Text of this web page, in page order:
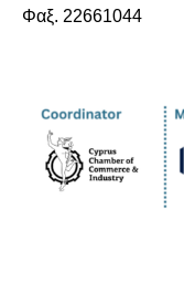
Φαξ. 22661044